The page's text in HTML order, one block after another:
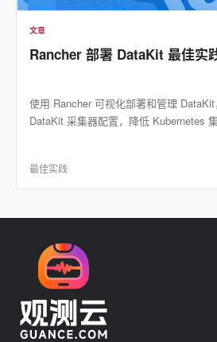
文章
Rancher 部署 DataKit 最佳实
使用 Rancher 可视化部署和管理
DataKit 采集器配置，降低 Kubernetes
最佳实践